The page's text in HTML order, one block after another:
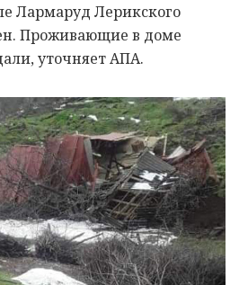
Лармаруд Лерикского
Проживающие в доме
уточняет АПА.